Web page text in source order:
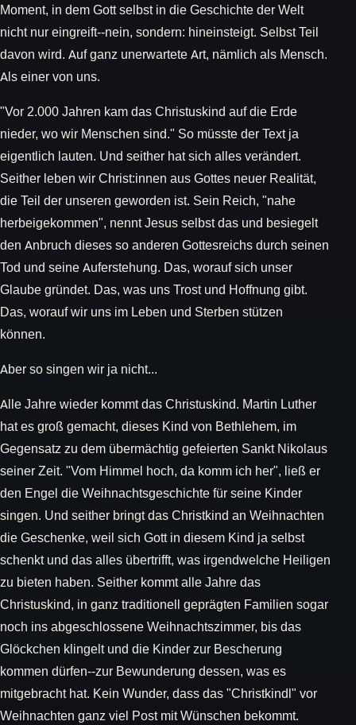
Moment, in dem Gott selbst in die Geschichte der Welt
nicht nur eingreift--nein, sondern: hineinsteigt. Selbst Teil
davon wird. Auf ganz unerwartete Art, nämlich als Mensch.
Als einer von uns.
"Vor 2.000 Jahren kam das Christuskind auf die Erde
nieder, wo wir Menschen sind." So müsste der Text ja
eigentlich lauten. Und seither hat sich alles verändert.
Seither leben wir Christ:innen aus Gottes neuer Realität,
die Teil der unseren geworden ist. Sein Reich, "nahe
herbeigekommen", nennt Jesus selbst das und besiegelt
den Anbruch dieses so anderen Gottesreichs durch seinen
Tod und seine Auferstehung. Das, worauf sich unser
Glaube gründet. Das, was uns Trost und Hoffnung gibt.
Das, worauf wir uns im Leben und Sterben stützen
können.
Aber so singen wir ja nicht...
Alle Jahre wieder kommt das Christuskind. Martin Luther
hat es groß gemacht, dieses Kind von Bethlehem, im
Gegensatz zu dem übermächtig gefeierten Sankt Nikolaus
seiner Zeit. "Vom Himmel hoch, da komm ich her", ließ er
den Engel die Weihnachtsgeschichte für seine Kinder
singen. Und seither bringt das Christkind an Weihnachten
die Geschenke, weil sich Gott in diesem Kind ja selbst
schenkt und das alles übertrifft, was irgendwelche Heiligen
zu bieten haben. Seither kommt alle Jahre das
Christuskind, in ganz traditionell geprägten Familien sogar
noch ins abgeschlossene Weihnachtszimmer, bis das
Glöckchen klingelt und die Kinder zur Bescherung
kommen dürfen--zur Bewunderung dessen, was es
mitgebracht hat. Kein Wunder, dass das "Christkindl" vor
Weihnachten ganz viel Post mit Wünschen bekommt.